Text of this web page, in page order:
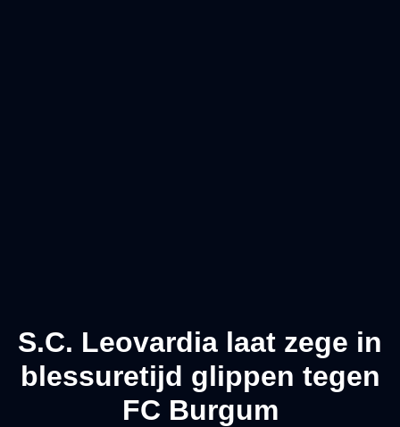
S.C. Leovardia laat zege in
blessuretijd glippen tegen
FC Burgum